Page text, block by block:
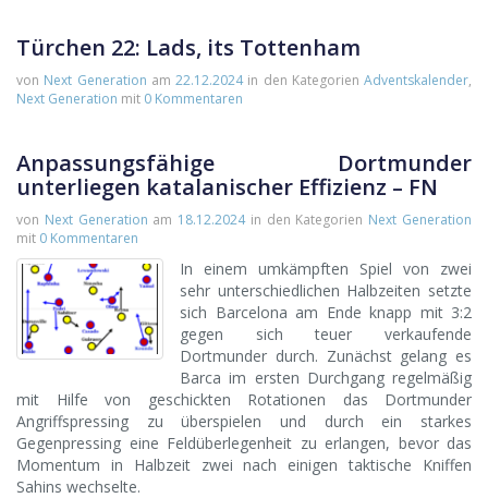
Türchen 22: Lads, its Tottenham
von Next Generation am 22.12.2024in den Kategorien Adventskalender,
Next Generation mit 0 Kommentaren
Anpassungsfähige Dortmunder
unterliegen katalanischer Effizienz – FN
von Next Generation am 18.12.2024in den Kategorien Next Generation
mit 0 Kommentaren
In einem umkämpften Spiel von zwei
sehr unterschiedlichen Halbzeiten setzte
sich Barcelona am Ende knapp mit 3:2
gegen sich teuer verkaufende
Dortmunder durch. Zunächst gelang es
Barca im ersten Durchgang regelmäßig
mit Hilfe von geschickten Rotationen das Dortmunder
Angriffspressing zu überspielen und durch ein starkes
Gegenpressing eine Feldüberlegenheit zu erlangen, bevor das
Momentum in Halbzeit zwei nach einigen taktische Kniffen
Sahins wechselte.